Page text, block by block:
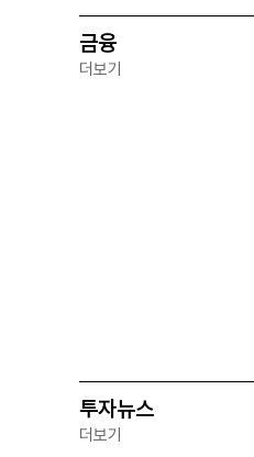
금융
더보기
투자뉴스
더보기